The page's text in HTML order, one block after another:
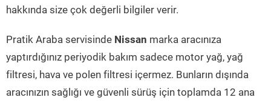
hakkında size çok değerli bilgiler verir.
Pratik Araba servisinde Nissan marka aracınıza
yaptırdığınız periyodik bakım sadece motor yağ, yağ
filtresi, hava ve polen filtresi içermez. Bunların dışında
aracınızın sağlığı ve güvenli sürüş için toplamda 12 ana